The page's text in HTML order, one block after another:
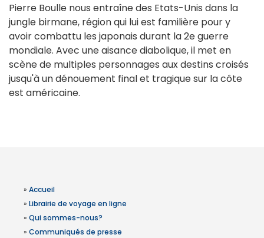
Pierre Boulle nous entraîne des Etats-Unis dans la
jungle birmane, région qui lui est familière pour y
avoir combattu les japonais durant la 2e guerre
mondiale. Avec une aisance diabolique, il met en
scène de multiples personnages aux destins croisés
jusqu'à un dénouement final et tragique sur la côte
est américaine.
» Accueil
» Librairie de voyage en ligne
» Qui sommes-nous?
» Communiqués de presse